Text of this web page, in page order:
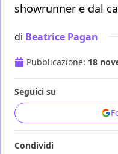
showrunner e dal
di Beatrice Pagan
Pubblicazione: 18
Seguici su
Condividi